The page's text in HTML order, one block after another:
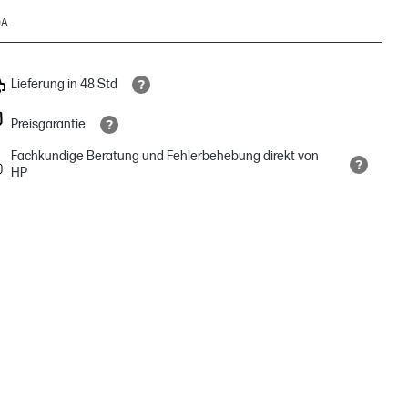
Lieferung in 48 Std
Preisgarantie
Fachkundige Beratung und Fehlerbehebung direkt von
HP